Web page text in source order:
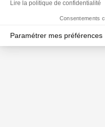
Lire la politique de confidentialité
Consentements
Paramétrer mes préférences